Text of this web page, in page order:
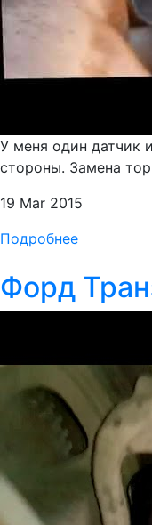
У меня один датчик
стороны. Замена
19 Mar 2015
Подробнее
Форд